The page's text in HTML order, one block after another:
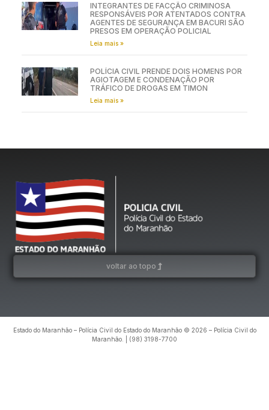
INTEGRANTES DE FACÇÃO CRIMINOSA
RESPONSÁVEIS POR ATENTADOS CONTRA
AGENTES DE SEGURANÇA EM BACURI SÃO
PRESOS EM OPERAÇÃO POLICIAL
Leia mais »
POLÍCIA CIVIL PRENDE DOIS HOMENS POR
AGIOTAGEM E CONDENAÇÃO POR
TRÁFICO DE DROGAS EM TIMON
Leia mais »
voltar ao topo
Estado do Maranhão – Polícia Civil do Estado do Maranhão © 2026 – Polícia Civil do
Maranhão. | (98) 3198-7700